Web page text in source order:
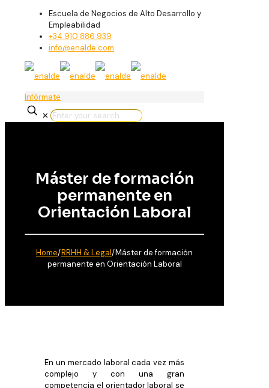
Escuela de Negocios de Alto Desarrollo y
Empleabilidad
+34 910 886 939
info@enalde.com
Infórmate
✕
Máster de formación
permanente en
Orientación Laboral
Home/RRHH & Legal/Máster de formación
permanente en Orientación Laboral
En un mercado laboral cada vez más
complejo y con una gran
competencia el orientador laboral se